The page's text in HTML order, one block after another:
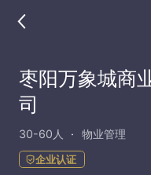
枣阳万象城商
司
30-60人 物业管理
企业认证